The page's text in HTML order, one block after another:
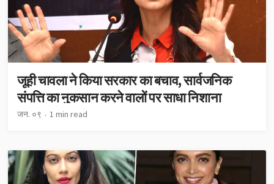
जूही चावला ने किया सरकार का बचाव, सार्वजनिक
संपत्ति का नुकसान करने वालों पर साधा निशाना
जन. ०९ 1 min read